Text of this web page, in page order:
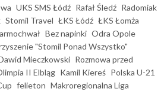
UKS SMS Łódź Rafał Śledź Radomiak
Stomil Travel ŁKS Łódź ŁKS Łomża
Bez napinki Odra Opole
"Stomil Ponad Wszystko"
Mieczkowski Rozmowa przed
II Elbląg Kamil Kiereś Polska U-21
felieton Makroregionalna Liga